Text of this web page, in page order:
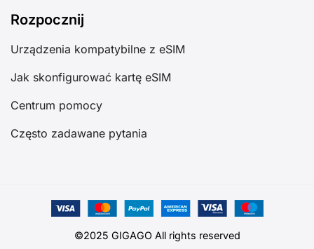
Rozpocznij
Urządzenia kompatybilne z eSIM
Jak skonfigurować kartę eSIM
Centrum pomocy
Często zadawane pytania
©2025 GIGAGO All rights reserved